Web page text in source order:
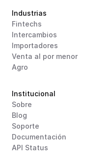
Industrias
Fintechs
Intercambios
Importadores
Venta al por menor
Agro
Institucional
Sobre
Blog
Soporte
Documentación
API Status